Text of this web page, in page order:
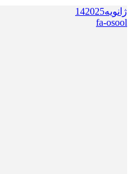
ژانویه 142025
fa-osool